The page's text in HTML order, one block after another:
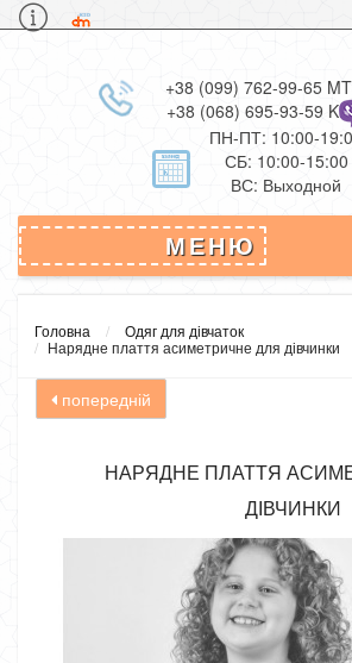
+38 (099) 762-99-65
+38 (068) 695-93-59
ПН-ПТ: 10:00-
СБ: 10:00-15:00
ВС: Выходной
МЕНЮ
Головна
Одяг для дівчаток
Нарядне плаття асиметричне для дівчинки
попередній
НАРЯДНЕ ПЛАТТЯ
ДІВЧИНКИ